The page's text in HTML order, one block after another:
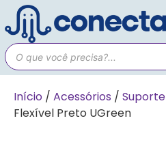
Início / Acessórios / Suporte
Flexível Preto UGreen